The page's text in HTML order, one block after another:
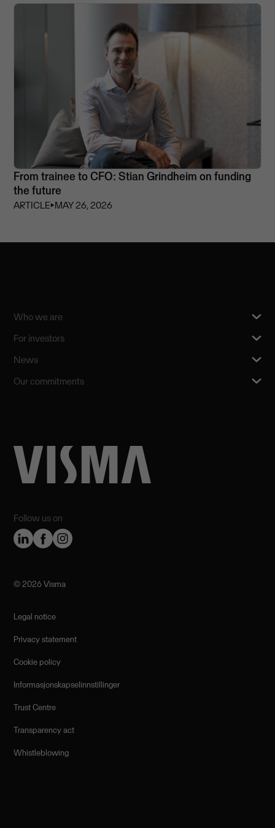
From trainee to CFO: Stian Grindheim on funding
the future
ARTICLE⏵MAY 26, 2026
Follow us on
Who we are
For investors
News
Our commitments
©️ 2026 Visma
Legal notice
Privacy statement
Cookie policy
Informasjonskapselinnstillinger
Trust Centre
Transparency act
Whistleblowing